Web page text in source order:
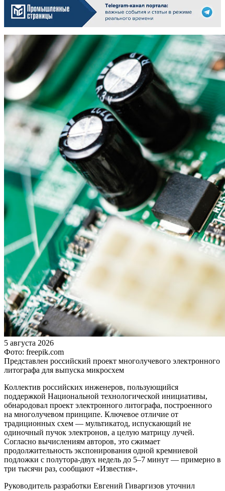
5 августа 2026
Фото: freepik.com
Представлен российский проект многолучевого электронного
литографа для выпуска микросхем
Коллектив российских инженеров, пользующийся
поддержкой Национальной технологической инициативы,
обнародовал проект электронного литографа, построенного
на многолучевом принципе. Ключевое отличие от
традиционных схем — мультикатод, испускающий не
одиночный пучок электронов, а целую матрицу лучей.
Согласно вычислениям авторов, это сжимает
продолжительность экспонирования одной кремниевой
подложки с полутора-двух недель до 5–7 минут — примерно в
три тысячи раз, сообщают «Известия».
Руководитель разработки Евгений Гиваргизов уточнил